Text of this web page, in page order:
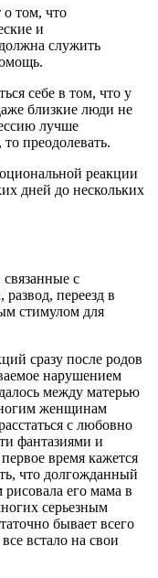
о том, что
и
служить
себе в том, что у
близкие люди не
лучше
преодолевать.
реакции
дней до нескольких
с
переезд в
стимулом для
сразу после родов
нарушением
между матерью
женщинам
с любовно
фантазиями и
время кажется
что долгожданный
его мама в
серьезным
бывает всего
встало на свои